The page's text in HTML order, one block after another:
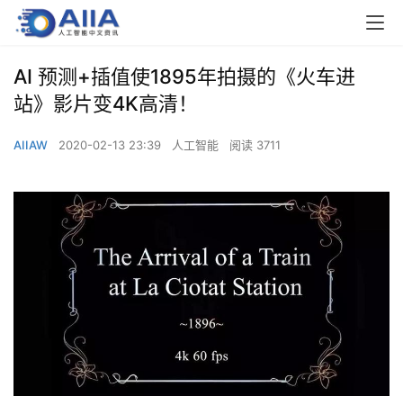
00:00 / 00:00
AI 预测+插值使1895年拍摄的《火车进
站》影片变4K高清！
AIIAW 2020-02-13 23:39 人工智能 阅读 3711